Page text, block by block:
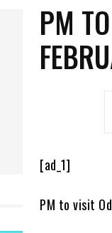
PM
[ad_1]
PM to visit